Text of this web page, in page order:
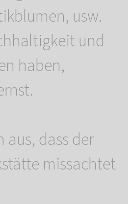
usw.
und
haben,
dass der
missachtet